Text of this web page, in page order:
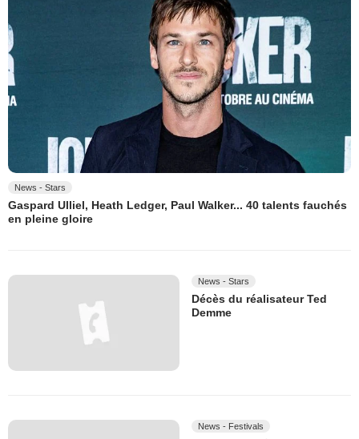
News - Stars
Gaspard Ulliel, Heath Ledger, Paul Walker... 40 talents fauchés
en pleine gloire
News - Stars
Décès du réalisateur Ted
Demme
News - Festivals